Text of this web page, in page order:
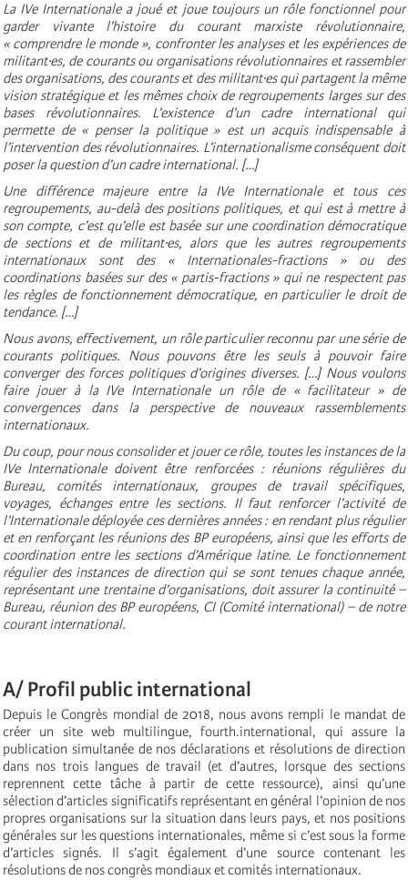
La IVe Internationale a joué et joue toujours un rôle fonctionnel pour
garder vivante l’histoire du courant marxiste révolutionnaire,
« comprendre le monde », confronter les analyses et les expériences de
militant·es, de courants ou organisations révolutionnaires et rassembler
des organisations, des courants et des militant·es qui partagent la même
vision stratégique et les mêmes choix de regroupements larges sur des
bases révolutionnaires. L’existence d’un cadre international qui
permette de « penser la politique » est un acquis indispensable à
l’intervention des révolutionnaires. L’internationalisme conséquent doit
poser la question d’un cadre international. […]
Une différence majeure entre la IVe Internationale et tous ces
regroupements, au-delà des positions politiques, et qui est à mettre à
son compte, c’est qu’elle est basée sur une coordination démocratique
de sections et de militant·es, alors que les autres regroupements
internationaux sont des « Internationales-fractions » ou des
coordinations basées sur des « partis-fractions » qui ne respectent pas
les règles de fonctionnement démocratique, en particulier le droit de
tendance. […]
Nous avons, effectivement, un rôle particulier reconnu par une série de
courants politiques. Nous pouvons être les seuls à pouvoir faire
converger des forces politiques d’origines diverses. […] Nous voulons
faire jouer à la IVe Internationale un rôle de « facilitateur » de
convergences dans la perspective de nouveaux rassemblements
internationaux.
Du coup, pour nous consolider et jouer ce rôle, toutes les instances de la
IVe Internationale doivent être renforcées : réunions régulières du
Bureau, comités internationaux, groupes de travail spécifiques,
voyages, échanges entre les sections. Il faut renforcer l’activité de
l’Internationale déployée ces dernières années : en rendant plus régulier
et en renforçant les réunions des BP européens, ainsi que les efforts de
coordination entre les sections d’Amérique latine. Le fonctionnement
régulier des instances de direction qui se sont tenues chaque année,
représentant une trentaine d’organisations, doit assurer la continuité –
Bureau, réunion des BP européens, CI (Comité international) – de notre
courant international.
A/ Profil public international
Depuis le Congrès mondial de 2018, nous avons rempli le mandat de
créer un site web multilingue, fourth.international, qui assure la
publication simultanée de nos déclarations et résolutions de direction
dans nos trois langues de travail (et d’autres, lorsque des sections
reprennent cette tâche à partir de cette ressource), ainsi qu’une
sélection d’articles significatifs représentant en général l’opinion de nos
propres organisations sur la situation dans leurs pays, et nos positions
générales sur les questions internationales, même si c’est sous la forme
d’articles signés. Il s’agit également d’une source contenant les
résolutions de nos congrès mondiaux et comités internationaux.